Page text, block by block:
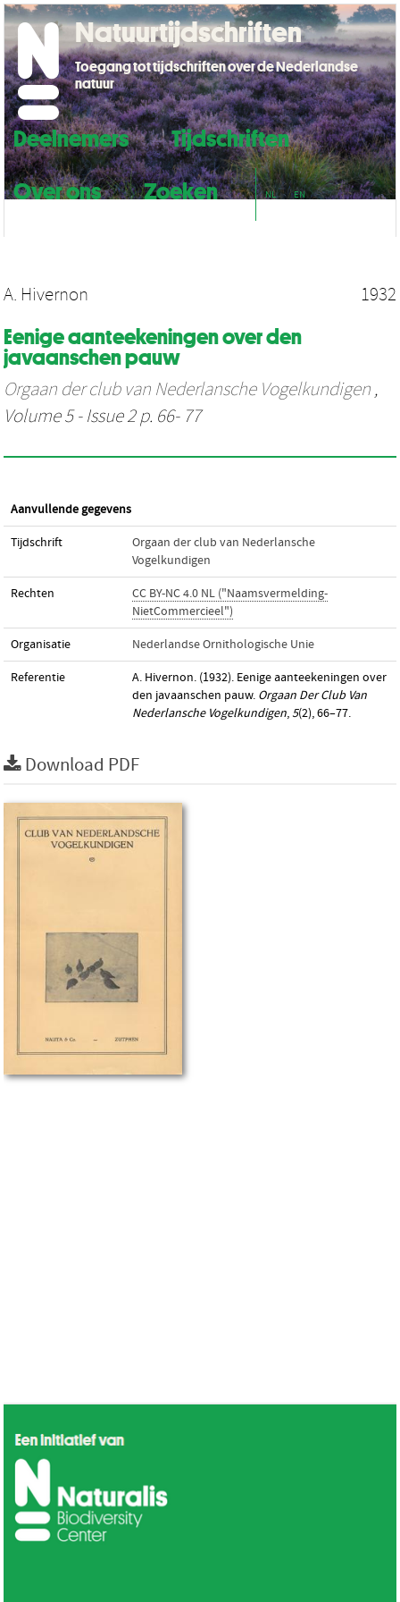
Deelnemers
Tijdschriften
Over ons
Zoeken NL EN
Natuurtijdschriften
Toegang tot tijdschriften over de Nederlandse
natuur
A. Hivernon 1932
Eenige aanteekeningen over den
javaanschen pauw
Orgaan der club van Nederlansche Vogelkundigen ,
Volume 5 - Issue 2 p. 66- 77
Aanvullende gegevens
Tijdschrift
Orgaan der club van Nederlansche
Vogelkundigen
Rechten
CC BY-NC 4.0 NL ("Naamsvermelding-
NietCommercieel")
Organisatie Nederlandse Ornithologische Unie
Referentie
A. Hivernon. (1932). Eenige aanteekeningen over
den javaanschen pauw. Orgaan Der Club Van
Nederlansche Vogelkundigen,5(2), 66–77.
Download PDF